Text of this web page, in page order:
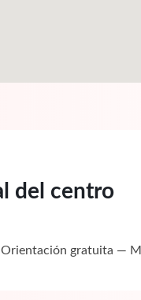
del centro
Orientación gratuita —